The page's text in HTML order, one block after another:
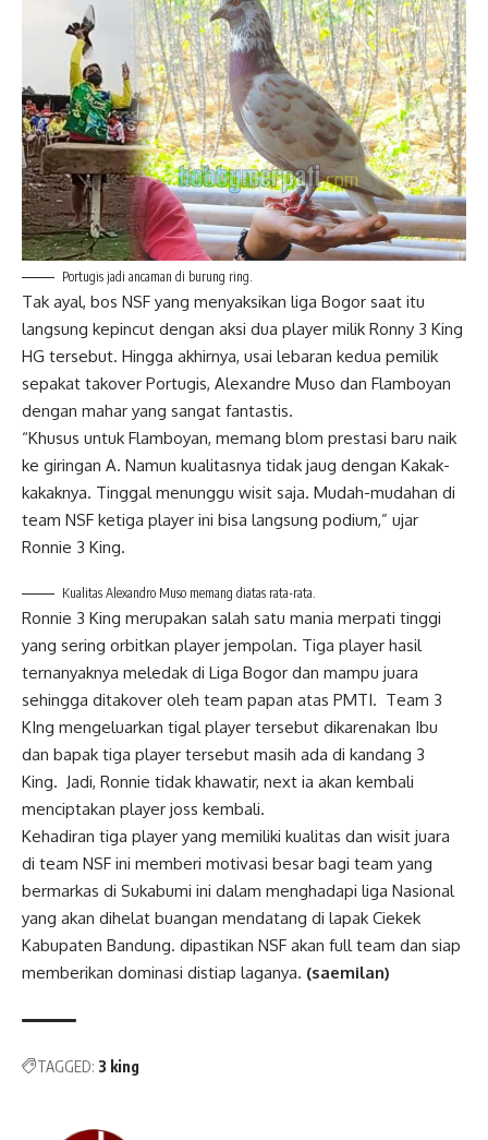
Portugis jadi ancaman di burung ring.
Tak ayal, bos NSF yang menyaksikan liga Bogor saat itu
langsung kepincut dengan aksi dua player milik Ronny 3 King
HG tersebut. Hingga akhirnya, usai lebaran kedua pemilik
sepakat takover Portugis, Alexandre Muso dan Flamboyan
dengan mahar yang sangat fantastis.
“Khusus untuk Flamboyan, memang blom prestasi baru naik
ke giringan A. Namun kualitasnya tidak jaug dengan Kakak-
kakaknya. Tinggal menunggu wisit saja. Mudah-mudahan di
team NSF ketiga player ini bisa langsung podium,” ujar
Ronnie 3 King.
Kualitas Alexandro Muso memang diatas rata-rata.
Ronnie 3 King merupakan salah satu mania merpati tinggi
yang sering orbitkan player jempolan. Tiga player hasil
ternanyaknya meledak di Liga Bogor dan mampu juara
sehingga ditakover oleh team papan atas PMTI. Team 3
KIng mengeluarkan tigal player tersebut dikarenakan Ibu
dan bapak tiga player tersebut masih ada di kandang 3
King. Jadi, Ronnie tidak khawatir, next ia akan kembali
menciptakan player joss kembali.
Kehadiran tiga player yang memiliki kualitas dan wisit juara
di team NSF ini memberi motivasi besar bagi team yang
bermarkas di Sukabumi ini dalam menghadapi liga Nasional
yang akan dihelat buangan mendatang di lapak Ciekek
Kabupaten Bandung. dipastikan NSF akan full team dan siap
memberikan dominasi distiap laganya. (saemilan)
TAGGED: 3 king